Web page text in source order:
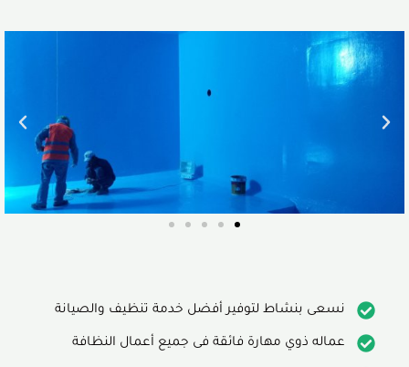
نسعى بنشاط لتوفير أفضل خدمة تنظيف والصيانة
عماله ذوي مهارة فائقة فى جميع أعمال النظافة